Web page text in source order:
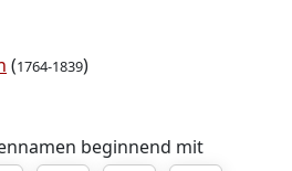
(1764-1839)
beginnend mit